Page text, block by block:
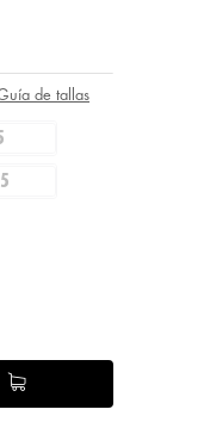
de tallas